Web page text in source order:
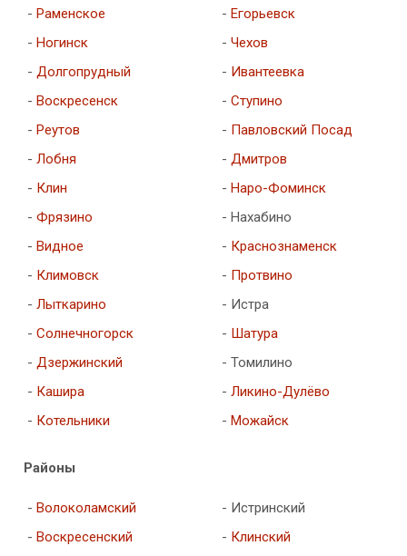
- Раменское
- Ногинск
- Долгопрудный
- Воскресенск
- Реутов
- Лобня
- Клин
- Егорьевск
- Чехов
- Ивантеевка
- Ступино
- Павловский Посад
- Дмитров
- Наро-Фоминск
- Фрязино
- Видное
- Климовск
- Лыткарино
- Солнечногорск
- Дзержинский
- Кашира
- Котельники
- Нахабино
- Краснознаменск
- Протвино
- Истра
- Шатура
- Томилино
- Ликино-Дулёво
- Можайск
Районы
- Волоколамский
- Воскресенский
- Истринский
- Клинский